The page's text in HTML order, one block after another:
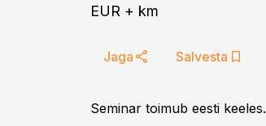
EUR + km
Jaga Salvesta
Seminar toimub eesti keeles.